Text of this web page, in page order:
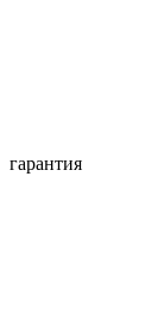
гарантия